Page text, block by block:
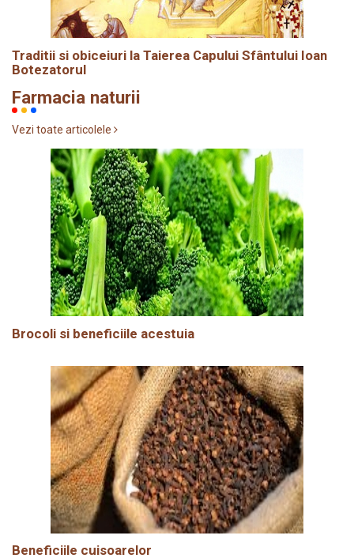
Traditii si obiceiuri la Taierea Capului Sfântului Ioan
Botezatorul
Farmacia naturii
Vezi toate articolele
Brocoli si beneficiile acestuia
Beneficiile cuisoarelor